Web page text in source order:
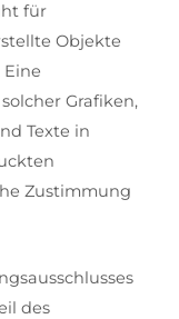
für
Objekte
Grafiken,
Texte in
Zustimmung
des